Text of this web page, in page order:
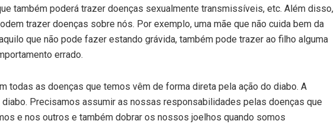
também poderá trazer doenças sexualmente transmissíveis, etc. Além disso,
trazer doenças sobre nós. Por exemplo, uma mãe que não cuida bem da
que não pode fazer estando grávida, também pode trazer ao filho alguma
errado.
todas as doenças que temos vêm de forma direta pela ação do diabo. A
Precisamos assumir as nossas responsabilidades pelas doenças que
e nos outros e também dobrar os nossos joelhos quando somos